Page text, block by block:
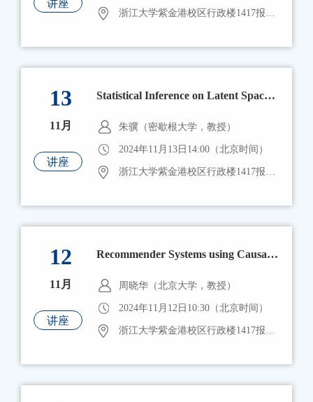
讲座
浙江大学紫金港校区行政楼1417报告厅
13
11月
讲座
Statistical Inference on Latent Space Models for Network Data
朱骥（密歇根大学，教授）
2024年11月13日14:00（北京时间）
浙江大学紫金港校区行政楼1417报告厅
12
11月
讲座
Recommender Systems using Causal Machine Learning with Potential Application to Health Care
周晓华（北京大学，教授）
2024年11月12日10:30（北京时间）
浙江大学紫金港校区行政楼1417报告厅